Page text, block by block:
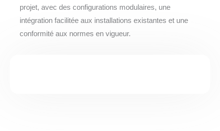
projet, avec des configurations modulaires, une
intégration facilitée aux installations existantes et une
conformité aux normes en vigueur.